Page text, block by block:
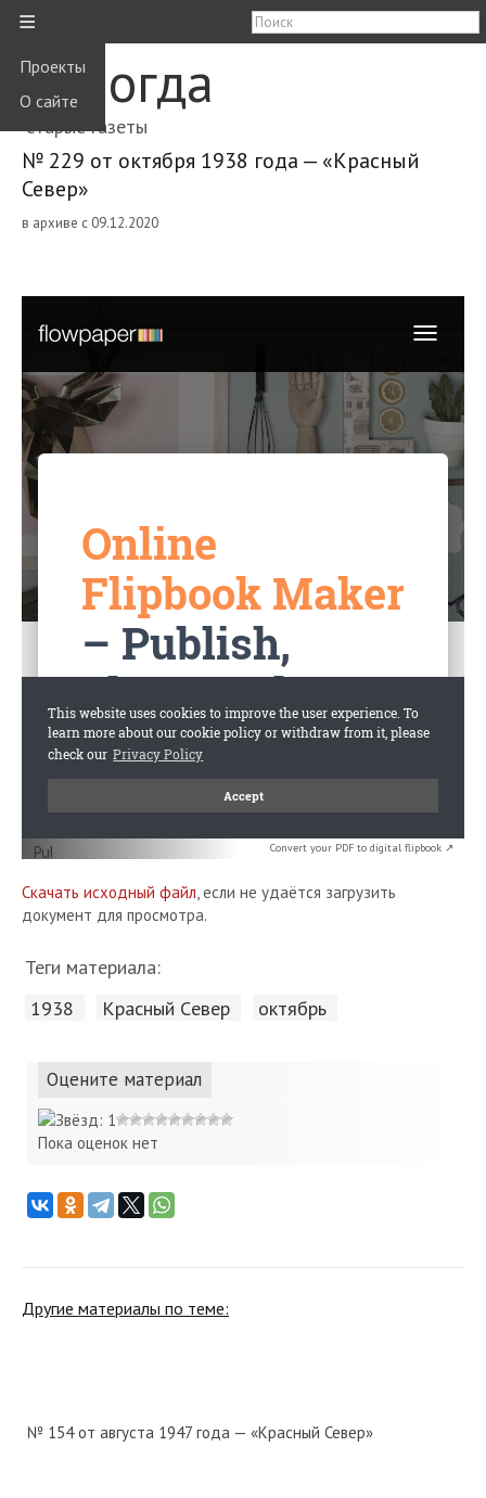
≡
Проекты
О сайте
Вологда
старые газеты
№ 229 от октября 1938 года — «Красный
Север»
в архиве с 09.12.2020
Convert your PDF to digital flipbook ↗
Скачать исходный файл, если не удаётся загрузить
документ для просмотра.
Теги материала:
1938 Красный Cевер октябрь
Оцените материал
Пока оценок нет
Другие материалы по теме:
№ 154 от августа 1947 года — «Красный Север»